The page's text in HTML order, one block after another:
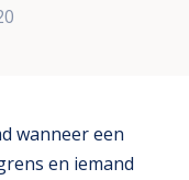
wanneer een
en iemand